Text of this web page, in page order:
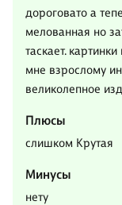
дороговато а
мелованная но
таскает.
мне взрослому
великолепное
Плюсы
слишком Крутая
Минусы
нету